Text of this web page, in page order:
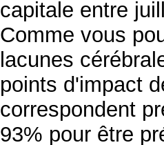
capitale entre
Comme vous
lacunes
points d'impact
correspondent
93% pour être